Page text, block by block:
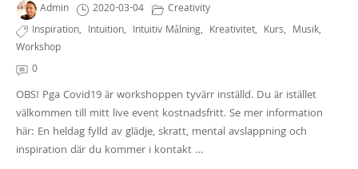
Admin 2020-03-04
Creativity
Inspiration, Intuition, Intuitiv Målning, Kreativitet, Kurs, Musik,
Workshop
0
OBS! Pga Covid19 är workshoppen tyvärr inställd. Du är istället
välkommen till mitt live event kostnadsfritt. Se mer information
här: En heldag fylld av glädje, skratt, mental avslappning och
inspiration där du kommer i kontakt …